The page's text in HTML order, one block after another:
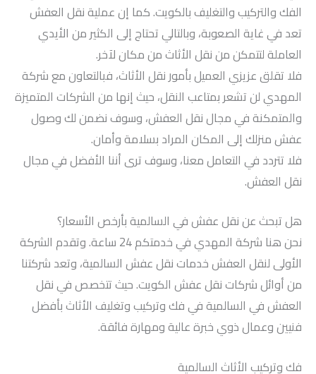
الفك والتركيب والتغليف بالكويت. كما إن عملية نقل العفش
تعد في غاية الصعوبة، وبالتالي تحتاج إلى الكثير من الأيدي
العاملة لتتمكن من نقل الأثاث من مكان لآخر.
فلا تقلق عزيزي العميل بأمور نقل الأثاث، فبالتعاون مع شركة
المهدي لن تشعر بمتاعب النقل، حيث إنها من الشركات المتميزة
والمتمكنة في مجال نقل العفش، وسوف نضمن لك وصول
عفش منزلك إلى المكان المراد بسلامة وأمان.
فلا تتردد في التعامل معنا، وسوف ترى أننا الأفضل في مجال
نقل العفش.
هل تبحث عن نقل عفش في السالمية بأرخص الأسعار؟
نحن هنا شركة المهدي في خدمتكم 24 ساعة. وتقدم الشركة
الأولى لنقل العفش خدمات نقل عفش السالمية، وتعد شركتنا
من أوائل شركات نقل عفش الكويت. حيث تتخصص في نقل
العفش في السالمية في فك وتركيب وتغليف الأثاث بأفضل
فنيين وعمال ذوي خبرة عالية ومهارة فائقة.
فك وتركيب الأثاث السالمية